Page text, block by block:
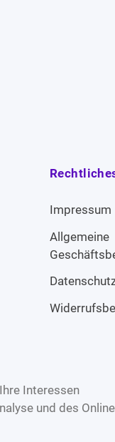
Impressum
Allgemeine
Interessen
und des